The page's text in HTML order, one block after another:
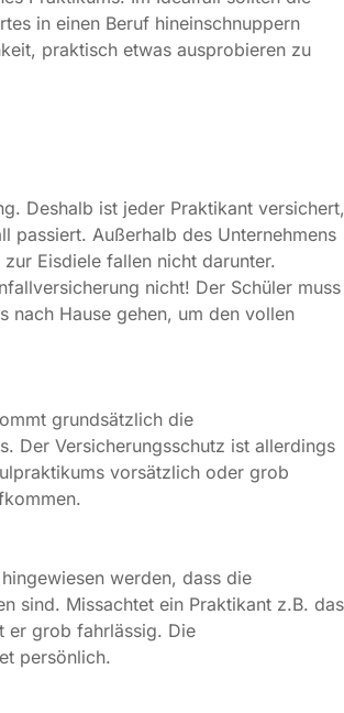
ist jeder Praktikant versichert, wenn
darunter. Geschieht dem Schüler
Versicherungsschutz zu erlangen.
grundsätzlich die Haftpflichtversicherung
allerdings kein Rundum-Schutz. Handelt
muss er selbst für den
werden, dass die
Missachtet ein Praktikant z.B. das
fahrlässig. Die Haftpflichtversicherung
täglichen Arbeitszeit acht Stunden, in der
Sonder-Regeln:
und insgesamt nur 35 Stunden pro